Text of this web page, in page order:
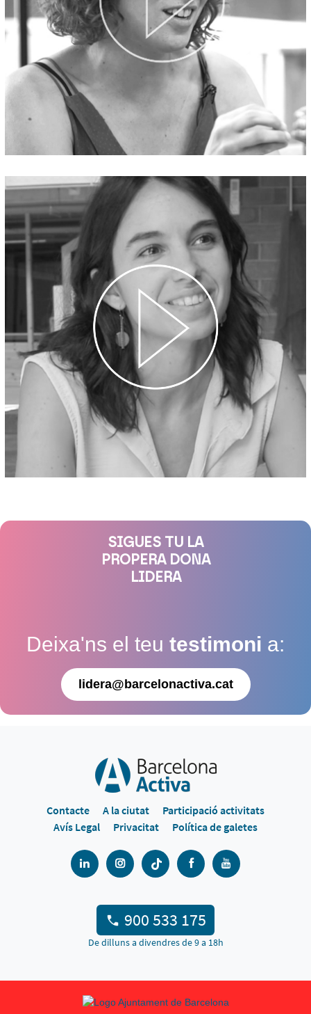
SIGUES TU LA
PROPERA DONA
LIDERA
Deixa'ns el teu testimoni a:
lidera@barcelonactiva.cat
Contacte A la ciutat
Participació activitats
Avís Legal
Privacitat Política de galetes
900 533 175
De dilluns a divendres de 9 a 18h